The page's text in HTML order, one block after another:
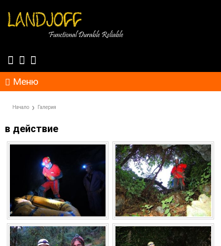
Меню
Начало Галерия
в действие